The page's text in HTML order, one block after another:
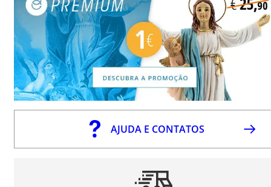
AJUDA E CONTATOS